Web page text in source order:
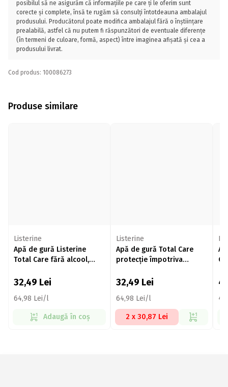
posibilul să ne asigurăm că informațiile pe care ți le oferim sunt
corecte și complete, însă te rugăm să consulți întotdeauna ambalajul
produsului. Producătorul poate modifica ambalajul fără o înștiințare
prealabilă, astfel că nu putem fi răspunzători de eventuale diferențe
(în termeni de culoare, formă, aspect) între imaginea afișată și cea a
produsului livrat.
Cod produs: 100086273
Produse similare
Listerine
Apă de gură Listerine
Total Care fără alcool,
32,49 Lei
64,98 Lei/l
Adaugă în coș
Listerine
Apă de gură Total Care
protecție împotriva
32,49 Lei
64,98 Lei/l
2 x 30,87 Lei